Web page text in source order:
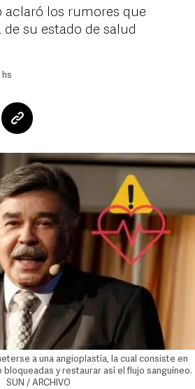
aclaró los rumores que
su estado de salud
hs
a una angioplastía, la cual consiste en
y restaurar así el flujo sanguíneo.
SUN / ARCHIVO